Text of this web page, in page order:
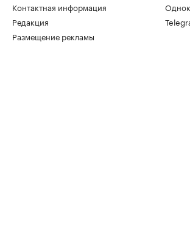
Контактная информация
Редакция
Размещение рекламы